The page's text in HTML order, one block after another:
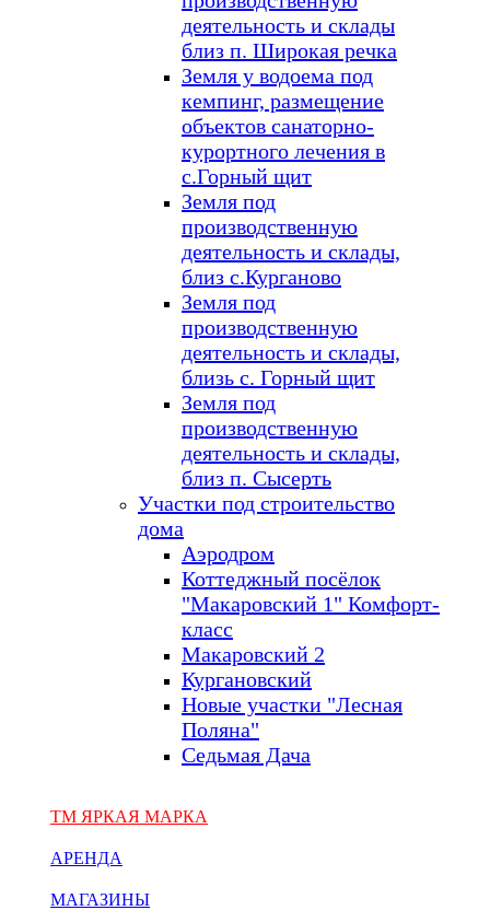
деятельность и склады
близ п. Широкая речка
Земля у водоема под
кемпинг, размещение
объектов санаторно-
курортного лечения в
с.Горный щит
Земля под
производственную
деятельность и склады,
близ с.Курганово
Земля под
производственную
деятельность и склады,
близь с. Горный щит
Земля под
производственную
деятельность и склады,
близ п. Сысерть
Участки под строительство
дома
Аэродром
Коттеджный посёлок
"Макаровский 1" Комфорт-
класс
Макаровский 2
Кургановский
Новые участки "Лесная
Поляна"
Седьмая Дача
ТМ ЯРКАЯ МАРКА
АРЕНДА
МАГАЗИНЫ